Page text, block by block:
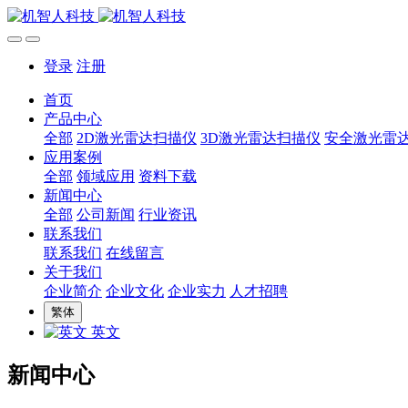
登录 注册
首页
产品中心
全部 2D激光雷达扫描仪 3D激光雷达扫描仪 安全激光雷
应用案例
全部 领域应用 资料下载
新闻中心
全部 公司新闻 行业资讯
联系我们
联系我们 在线留言
关于我们
企业简介 企业文化 企业实力 人才招聘
繁体
英文
新闻中心